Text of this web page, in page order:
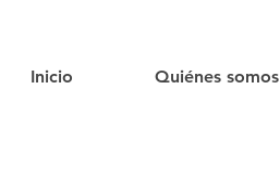
Inicio Quiénes somos